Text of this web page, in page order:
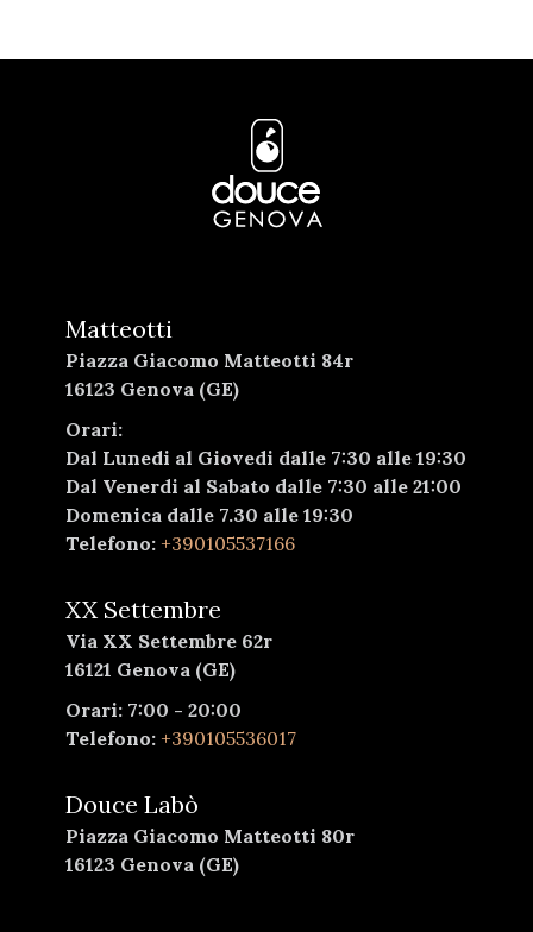
Matteotti
Piazza Giacomo Matteotti 84r
16123 Genova (GE)
Orari:
Dal Lunedi al Giovedi dalle 7:30 alle 19:30
Dal Venerdi al Sabato dalle 7:30 alle 21:00
Domenica dalle 7.30 alle 19:30
Telefono: +390105537166
XX Settembre
Via XX Settembre 62r
16121 Genova (GE)
Orari: 7:00 - 20:00
Telefono: +390105536017
Douce Labò
Piazza Giacomo Matteotti 80r
16123 Genova (GE)